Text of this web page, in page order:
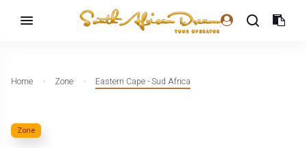
Home Zone Eastern Cape - Sud Africa
Zone